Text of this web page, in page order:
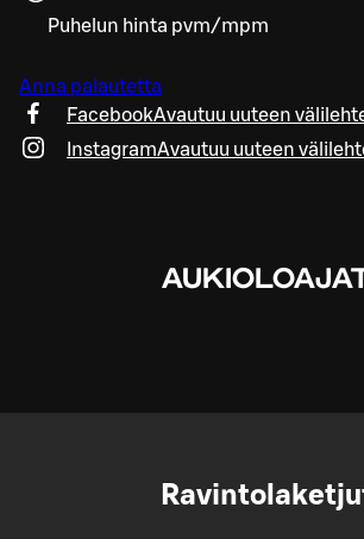
Puhelun hinta pvm/mpm
Anna palautetta
FacebookAvautuu uuteen
InstagramAvautuu uuteen